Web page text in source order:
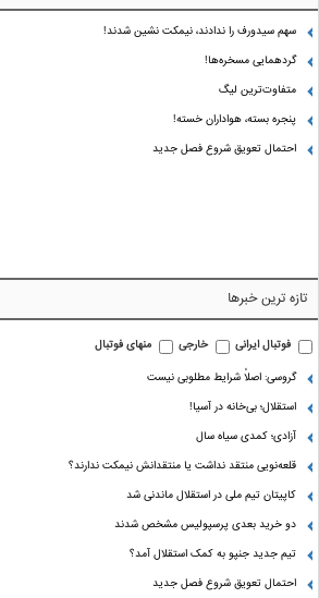
سهم سیدورف را ندادند، نیمکت نشین شدند!
گردهمایی مسخره‌ها!
متفاوت‌ترین لیگ
پنجره بسته، هواداران خسته!
احتمال تعویق شروع فصل جدید
تازه ترین خبرها
فوتبال ایرانی خارجی
منهای فوتبال
گروسی: اصلاً شرایط مطلوبی نیست
استقلال؛ بی‌خانه در آسیا!
آزادی؛ کمدی سیاه سال
قلعه‌نویی منتقد نداشت یا منتقدانش نیمکت ندارند؟
کاپیتان تیم ملی در استقلال ماندنی شد
دو خرید بعدی پرسپولیس مشخص شدند
تیم جدید جنپو به کمک استقلال آمد؟
احتمال تعویق شروع فصل جدید